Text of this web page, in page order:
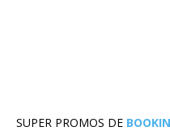
SUPER PROMOS DE